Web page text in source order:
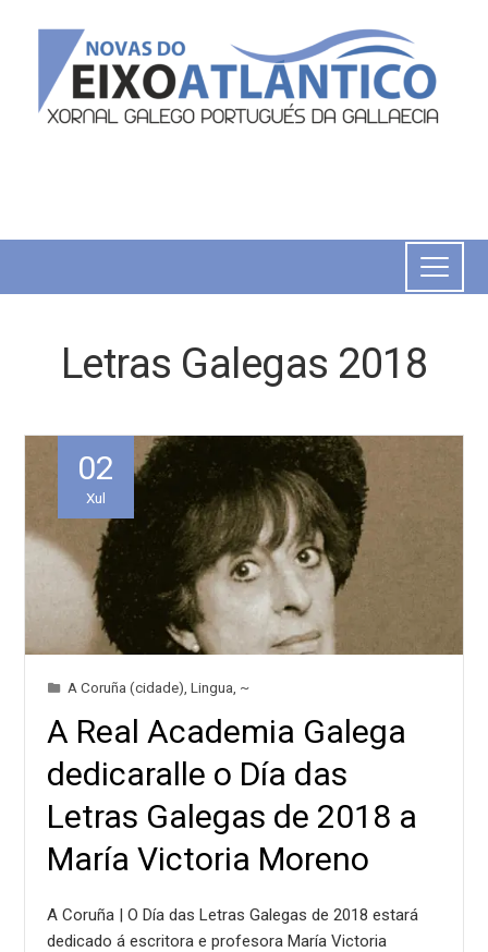
Letras Galegas 2018
02
Xul
A Coruña (cidade) ,Lingua ~
A Real Academia Galega
dedicaralle o Día das
Letras Galegas de 2018 a
María Victoria Moreno
A Coruña | O Día das Letras Galegas de 2018 estará
dedicado á escritora e profesora María Victoria